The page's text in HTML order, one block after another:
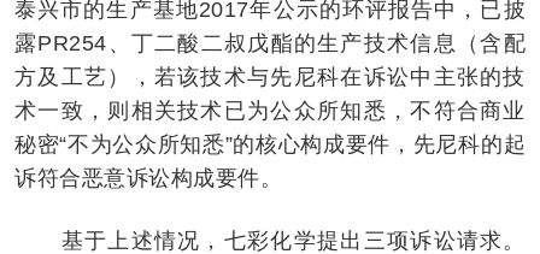
泰兴市的生产基地2017年公示的环评报告中，已披
露PR254、丁二酸二叔戊酯的生产技术信息（含配
方及工艺），若该技术与先尼科在诉讼中主张的技
术一致，则相关技术已为公众所知悉，不符合商业
秘密“不为公众所知悉”的核心构成要件，先尼科的起
诉符合恶意诉讼构成要件。
基于上述情况，七彩化学提出三项诉讼请求。